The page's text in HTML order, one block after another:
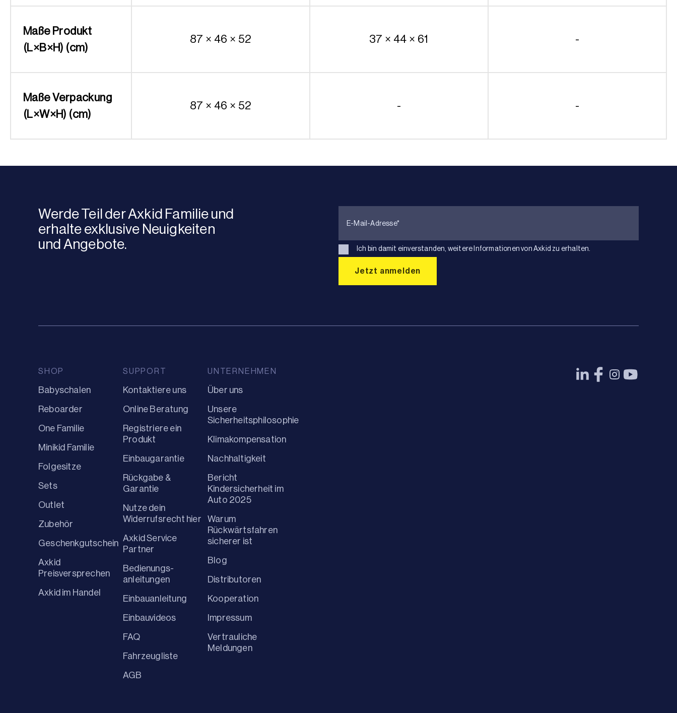
Maße Produkt
(L×B×H) (cm)
87 × 46 × 52 37 × 44 × 61 -
Maße Verpackung
(L×W×H) (cm)
87 × 46 × 52 - -
Werde Teil der Axkid Familie und
erhalte exklusive Neuigkeiten
und Angebote.
Ich bin damit einverstanden, weitere Informationen von Axkid zu erhalten.
SHOP
Babyschalen
Reboarder
One Familie
Minikid Familie
Folgesitze
Sets
Outlet
Zubehör
Geschenkgutschein
Axkid
Preisversprechen
Axkid im Handel
SUPPORT
Kontaktiere uns
Online Beratung
Registriere ein
Produkt
Einbaugarantie
Rückgabe &
Garantie
Nutze dein
Widerrufsrecht hier
Axkid Service
Partner
Bedienungs-
anleitungen
Einbauanleitung
Einbauvideos
FAQ
Fahrzeugliste
AGB
UNTERNEHMEN
Über uns
Unsere
Sicherheitsphilosophie
Klimakompensation
Nachhaltigkeit
Bericht
Kindersicherheit im
Auto 2025
Warum
Rückwärtsfahren
sicherer ist
Blog
Distributoren
Kooperation
Impressum
Vertrauliche
Meldungen